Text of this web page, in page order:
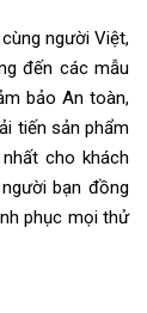
người Việt,
đến các mẫu
bảo An toàn,
tiến sản phẩm
cho khách
bạn đồng
phục mọi thử